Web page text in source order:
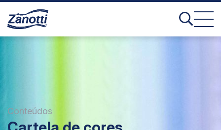
Conteúdos